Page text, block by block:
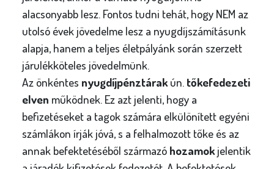
alacsonyabb lesz. Fontos tudni tehát, hogy NEM az
utolsó évek jövedelme lesz a nyugdíjszámításunk
alapja, hanem a teljes életpályánk során szerzett
járulékköteles jövedelmünk.
Az önkéntes nyugdíjpénztárakún. tőkefedezeti
elven működnek. Ez azt jelenti, hogy a
befizetéseket a tagok számára elkülönített egyéni
számlákon írják jóvá, s a felhalmozott tőke és az
annak befektetéséből származó hozamokjelentik